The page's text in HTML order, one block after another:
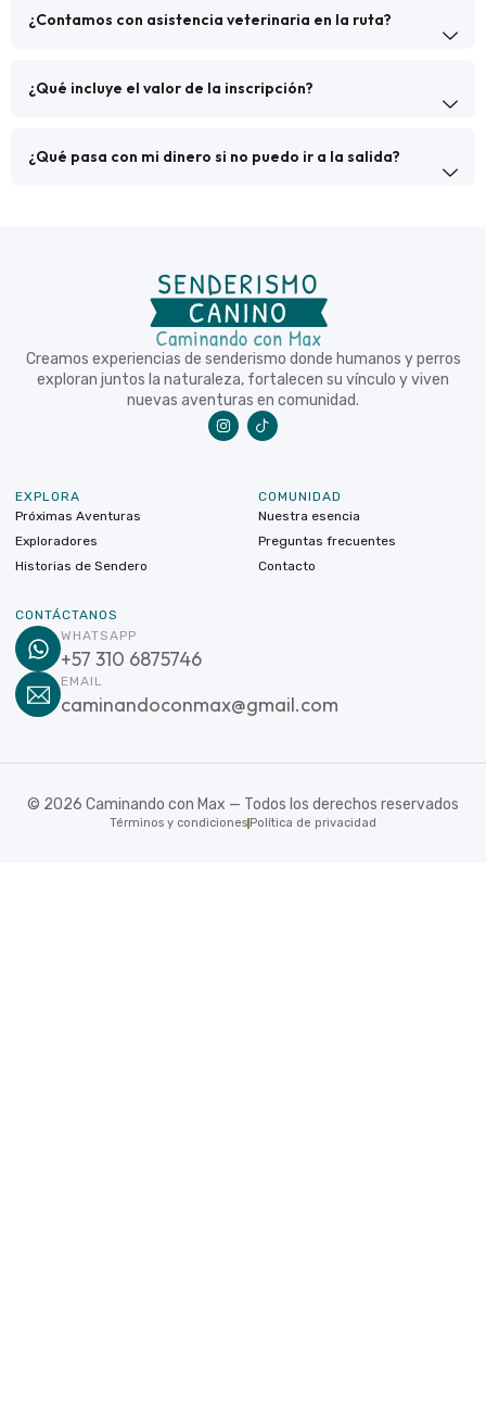
¿Contamos con asistencia veterinaria en la ruta?
¿Qué incluye el valor de la inscripción?
¿Qué pasa con mi dinero si no puedo ir a la salida?
Creamos experiencias de senderismo donde humanos y perros
exploran juntos la naturaleza, fortalecen su vínculo y viven
nuevas aventuras en comunidad.
EXPLORA
Próximas Aventuras
Exploradores
Historias de Sendero
COMUNIDAD
Nuestra esencia
Preguntas frecuentes
Contacto
CONTÁCTANOS
WHATSAPP
+57 310 6875746
EMAIL
caminandoconmax@gmail.com
© 2026 Caminando con Max — Todos los derechos reservados
Términos y condiciones Política de privacidad